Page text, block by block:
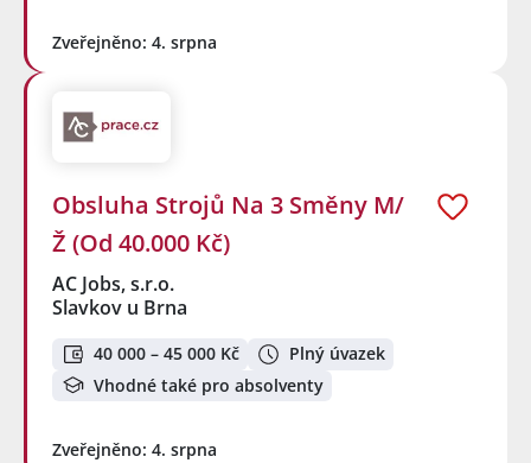
Zveřejněno: 4. srpna
Obsluha Strojů Na 3 Směny M/
Ž (Od 40.000 Kč)
AC Jobs, s.r.o.
Slavkov u Brna
40 000 – 45 000 Kč
Plný úvazek
Vhodné také pro absolventy
Zveřejněno: 4. srpna